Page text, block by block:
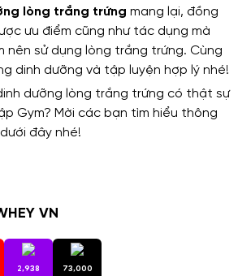
lòng trắng trứng mang lại, đồng
ưu điểm cũng như tác dụng mà
nên sử dụng lòng trắng trứng. Cùng
dinh dưỡng và tập luyện hợp lý nhé!
VN
2,938 73,000